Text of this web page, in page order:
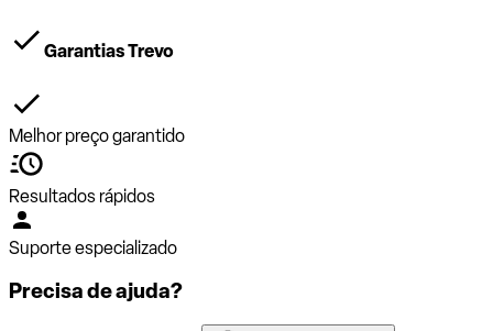
Garantias Trevo
Melhor preço garantido
Resultados rápidos
Suporte especializado
Precisa de ajuda?